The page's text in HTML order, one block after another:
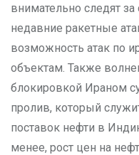
внимательно следят
недавние ракетные
возможность атак по
объектам. Также
блокировкой Ираном
пролив, который
поставок нефти в
менее, рост цен на